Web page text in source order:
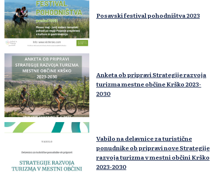
Posavski festival pohodništva 2023
Anketa ob pripravi Strategije razvoja
turizma mestne občine Krško 2023-
2030
Vabilo na delavnice za turistične
ponudnike ob pripravi nove Strategije
razvoja turizma v mestni občini Krško
2023-2030